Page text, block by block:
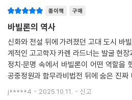
종이책 구매
바빌론의 역사
신화와 전설 뒤에 가려졌던 고대 도시 바
계적인 고고학자 카렌 라드너는 발굴 현
정치·문명 속에서 바빌론이 어떤 역할을
공중정원과 함무라비법전 뒤에 숨은 진짜
국내 최초의 본격 바빌론 문명사다.
j*****4 2025.10.11. 신고